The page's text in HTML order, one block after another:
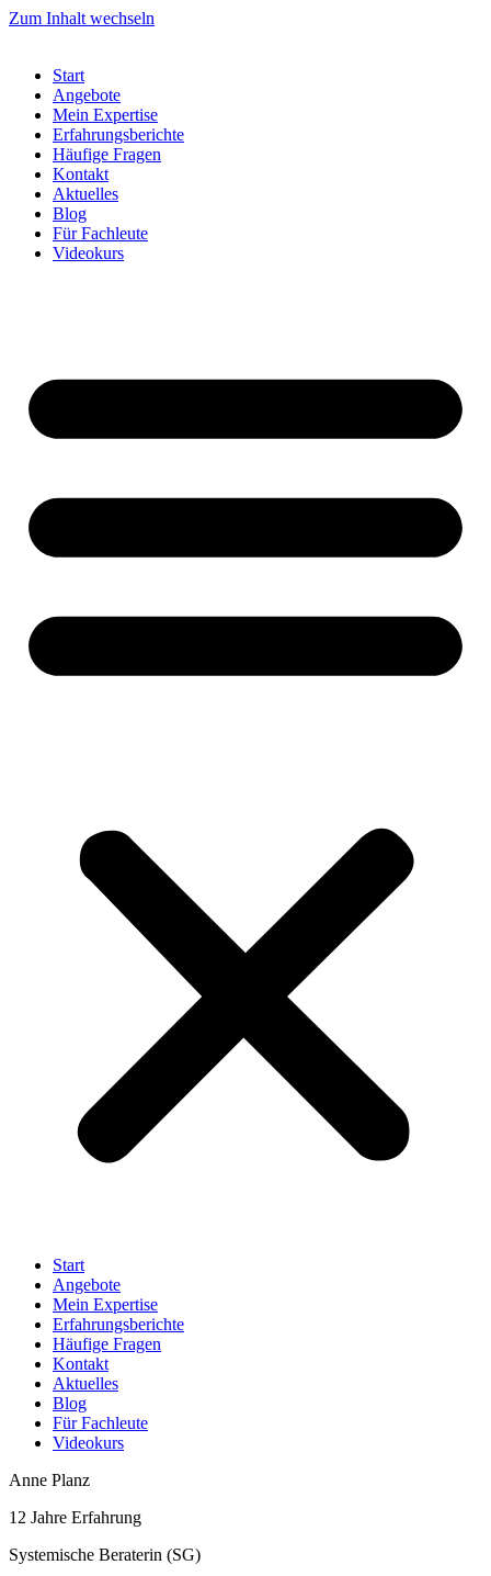
Zum Inhalt wechseln
Start
Angebote
Mein Expertise
Erfahrungsberichte
Häufige Fragen
Kontakt
Aktuelles
Blog
Für Fachleute
Videokurs
Start
Angebote
Mein Expertise
Erfahrungsberichte
Häufige Fragen
Kontakt
Aktuelles
Blog
Für Fachleute
Videokurs
Anne Planz
12 Jahre Erfahrung
Systemische Beraterin (SG)